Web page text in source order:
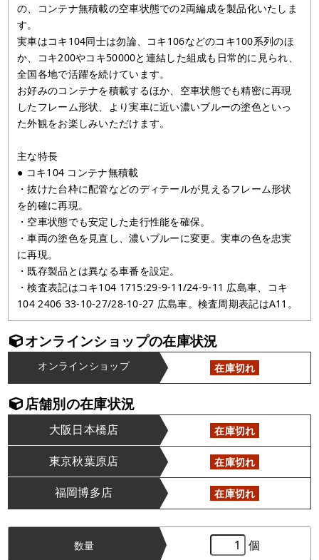
の、コンテナ無積載の空車状態での2両編成を製品化いたしま
す。
実車はコキ104同士は勿論、コキ106などのコキ100系列のほ
か、コキ200やコキ50000と連結した組成も日常的に見られ、
全国各地で活躍を続けています。
お好みのコンテナを積載するほか、空車状態でも精密に再現
したフレーム形状、より実車に近い濃いブルーの塗色といっ
た外観をお楽しみいただけます。
主な特長
● コキ104 コンテナ無積載
・抜けた台枠に配管などのディテールが見えるフレーム形状
を的確に再現。
・空車状態でも安定した走行性能を確保。
・車両の塗色を見直し、濃いブルーに変更。実車の色を忠実
に再現。
・既存製品とは異なる車番を設定。
・検査表記はコキ104 1715:29-9-11/24-9-11 広島車、コキ
104 2406 33-10-27/28-10-27 広島車。検査周期表記はA11。
オンラインショップの在庫状況
オンラインショップ 在庫切れ
店舗別の在庫状況
大阪日本橋店 在庫切れ
東京秋葉原店 在庫切れ
福岡博多店 在庫切れ
数量 個